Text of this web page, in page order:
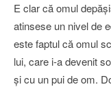
E clar că omul
atinsese un nivel de
este faptul că omul
lui, care i-a devenit
şi cu un pui de om.